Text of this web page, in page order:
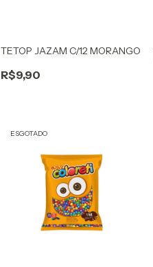
TETOP JAZAM C/12 MORANGO
R$9,90
ESGOTADO